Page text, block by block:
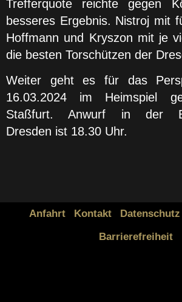
Trefferquote reichte gegen
besseres Ergebnis. Nistroj mit
Hoffmann und Kryszon mit je
die besten Torschützen der
Weiter geht es für das
16.03.2024 im Heimspiel
Staßfurt. Anwurf in der
Dresden ist 18.30 Uhr.
Anfahrt Kontakt Datenschutz
Barrierefreiheit